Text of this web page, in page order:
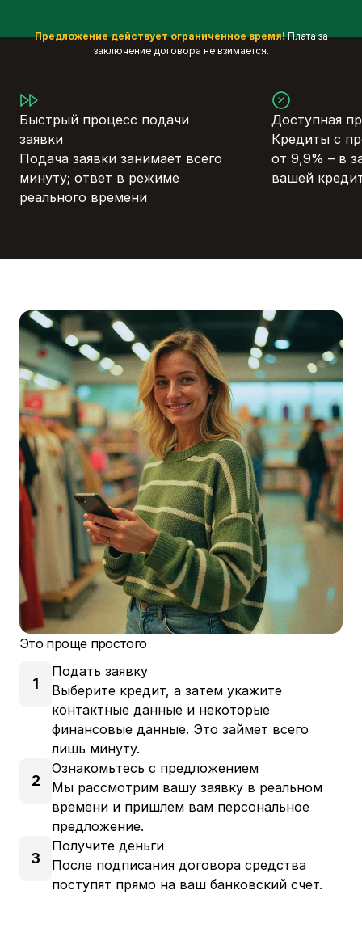
Предложение действует ограниченное время!Плата за
заключение договора не взимается.
Быстрый процесс подачи
заявки
Подача заявки занимает всего
минуту; ответ в режиме
реального времени
Доступная
Кредиты с
от 9,9% – в
вашей
Это проще простого
1
Подать заявку
Выберите кредит, а затем укажите
контактные данные и некоторые
финансовые данные. Это займет всего
лишь минуту.
2
Ознакомьтесь с предложением
Мы рассмотрим вашу заявку в реальном
времени и пришлем вам персональное
предложение.
3
Получите деньги
После подписания договора средства
поступят прямо на ваш банковский счет.